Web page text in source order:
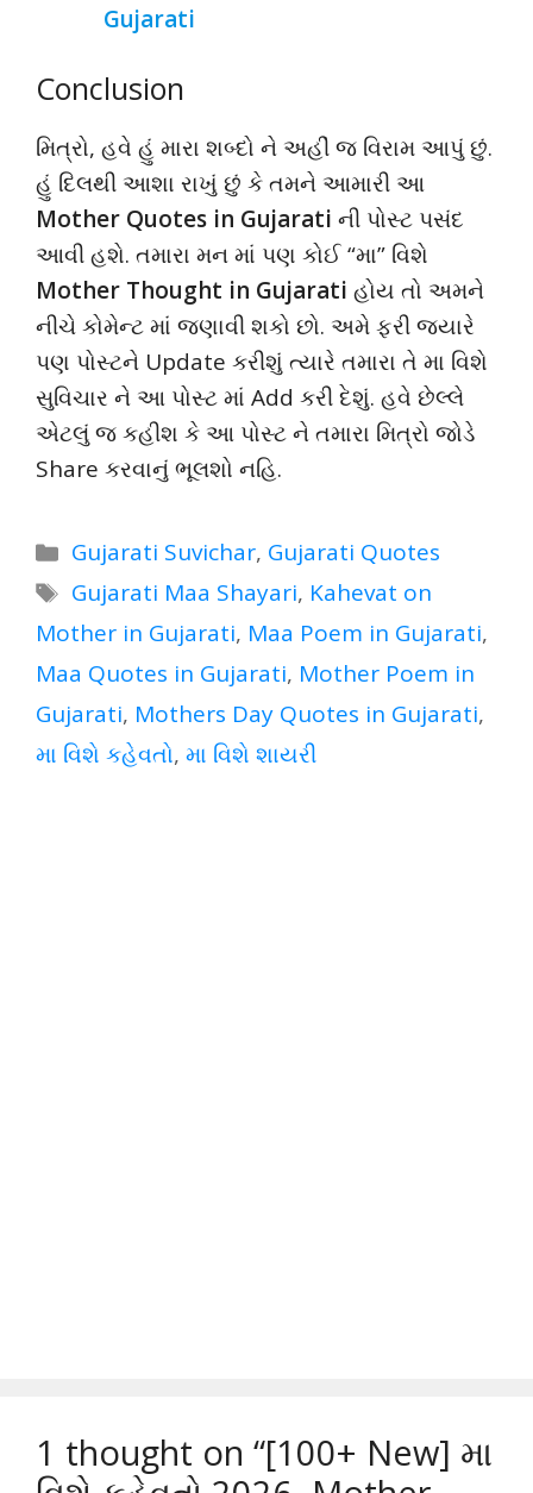
Gujarati
Conclusion
મિત્રો, હવે હું મારા શબ્દો ને અહીં જ વિરામ આપું છું.
હું દિલથી આશા રાખું છું કે તમને આમારી આ
Mother Quotes in Gujarati ની પોસ્ટ પસંદ
આવી હશે. તમારા મન માં પણ કોઈ “મા” વિશે
Mother Thought in Gujarati હોય તો અમને
નીચે કોમેન્ટ માં જણાવી શકો છો. અમે ફરી જયારે
પણ પોસ્ટને Update કરીશું ત્યારે તમારા તે મા વિશે
સુવિચાર ને આ પોસ્ટ માં Add કરી દેશું. હવે છેલ્લે
એટલું જ કહીશ કે આ પોસ્ટ ને તમારા મિત્રો જોડે
Share કરવાનું ભૂલશો નહિ.
Categories
Gujarati Suvichar, Gujarati Quotes
Tags
Gujarati Maa Shayari, Kahevat on
Mother in Gujarati, Maa Poem in Gujarati,
Maa Quotes in Gujarati, Mother Poem in
Gujarati, Mothers Day Quotes in Gujarati,
મા વિશે કહેવતો, મા વિશે શાયરી
1 thought on “[100+ New] મા